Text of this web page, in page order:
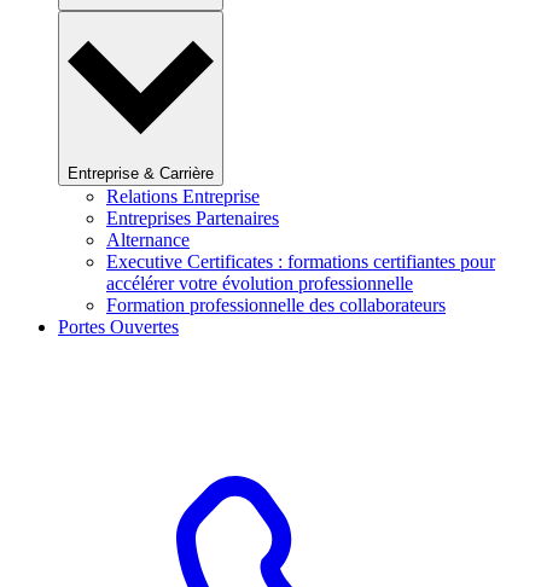
Entreprise & Carrière
Relations Entreprise
Entreprises Partenaires
Alternance
Executive Certificates : formations certifiantes pour
accélérer votre évolution professionnelle
Formation professionnelle des collaborateurs
Portes Ouvertes